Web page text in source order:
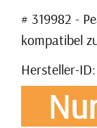
# 319982 -
kompatibel
Hersteller-ID: